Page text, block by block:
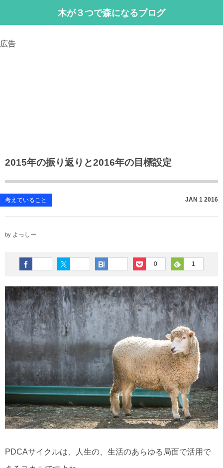
木が３つで森になるブログ
広告
2015年の振り返りと2016年の目標設定
考えていること JAN 1 2016
by よっしー
0 1
PDCAサイクルは、人生の、生活のあらゆる局面で活用で